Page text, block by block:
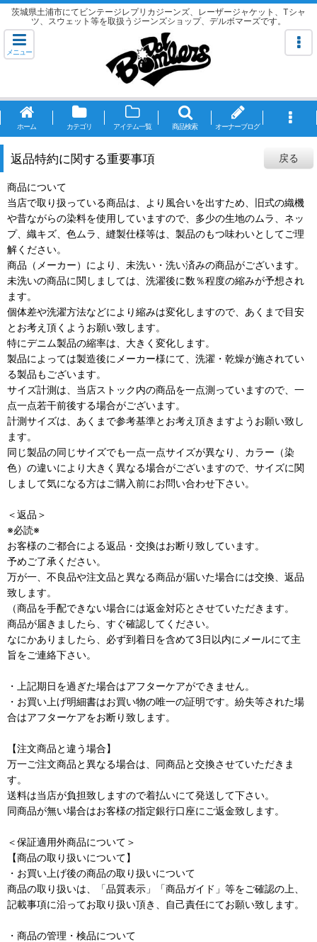
茨城県土浦市にてビンテージレプリカジーンズ、レーザージャケット、Tシャ
ツ、スウェット等を取扱うジーンズショップ、デルボマーズです。
メニュー
ホーム カテゴリ アイテム一覧 商品検索 オーナーブログ
返品特約に関する重要事項 戻る
商品について
当店で取り扱っている商品は、より風合いを出すため、旧式の織機
や昔ながらの染料を使用していますので、多少の生地のムラ、ネッ
プ、織キズ、色ムラ、縫製仕様等は、製品のもつ味わいとしてご理
解ください。
商品（メーカー）により、未洗い・洗い済みの商品がございます。
未洗いの商品に関しましては、洗濯後に数％程度の縮みが予想され
ます。
個体差や洗濯方法などにより縮みは変化しますので、あくまで目安
とお考え頂くようお願い致します。
特にデニム製品の縮率は、大きく変化します。
製品によっては製造後にメーカー様にて、洗濯・乾燥が施されてい
る製品もございます。
サイズ計測は、当店ストック内の商品を一点測っていますので、一
点一点若干前後する場合がございます。
計測サイズは、あくまで参考基準とお考え頂きますようお願い致し
ます。
同じ製品の同じサイズでも一点一点サイズが異なり、カラー（染
色）の違いにより大きく異なる場合がございますので、サイズに関
しまして気になる方はご購入前にお問い合わせ下さい。
＜返品＞
※必読※
お客様のご都合による返品・交換はお断り致しています。
予めご了承ください。
万が一、不良品や注文品と異なる商品が届いた場合には交換、返品
致します。
（商品を手配できない場合には返金対応とさせていただきます。
商品が届きましたら、すぐ確認してください。
なにかありましたら、必ず到着日を含めて3日以内にメールにて主
旨をご連絡下さい。
・上記期日を過ぎた場合はアフターケアができません。
・お買い上げ明細書はお買い物の唯一の証明です。紛失等された場
合はアフターケアをお断り致します。
【注文商品と違う場合】
万一ご注文商品と異なる場合は、同商品と交換させていただきま
す。
送料は当店が負担致しますので着払いにて発送して下さい。
同商品が無い場合はお客様の指定銀行口座にご返金致します。
＜保証適用外商品について＞
【商品の取り扱いについて】
・お買い上げ後の商品の取り扱いについて
商品の取り扱いは、「品質表示」「商品ガイド」等をご確認の上、
記載事項に沿ってお取り扱い頂き、自己責任にてお願い致します。
・商品の管理・検品について